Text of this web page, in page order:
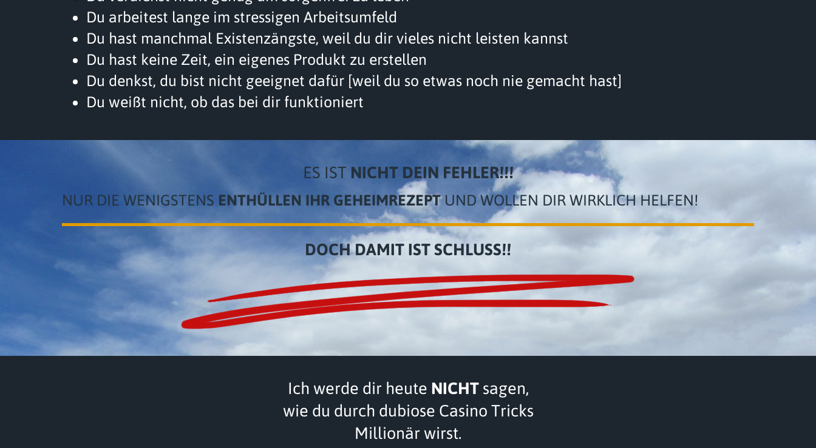
Du arbeitest lange im stressigen Arbeitsumfeld
Du hast manchmal Existenzängste, weil du dir vieles nicht leisten kannst
Du hast keine Zeit, ein eigenes Produkt zu erstellen
Du denkst, du bist nicht geeignet dafür [weil du so etwas noch nie gemacht hast]
Du weißt nicht, ob das bei dir funktioniert
ES IST NICHT DEIN FEHLER!!!
NUR DIE WENIGSTENS ENTHÜLLEN IHR GEHEIMREZEPTUND WOLLEN DIR WIRKLICH HELFEN!
DOCH DAMIT IST SCHLUSS!!
Ich werde dir heute NICHTsagen,
wie du durch dubiose Casino Tricks
Millionär wirst.